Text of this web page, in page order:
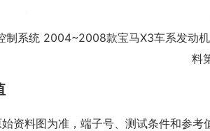
制系统 2004~2008款宝马X3车系发
料
资料图为准，端子号、测试条件和参考